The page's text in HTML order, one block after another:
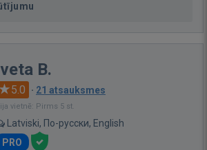
B.
5.0 · 21 atsauksmes
vietnē: Pirms 5 st.
Latviski, По-русски, English
PRO